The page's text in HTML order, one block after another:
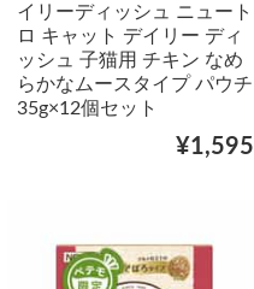
イリーディッシュ ニュート
ロ キャット デイリー ディ
ッシュ 子猫用 チキン なめ
らかなムースタイプ パウチ
35g×12個セット
¥1,595